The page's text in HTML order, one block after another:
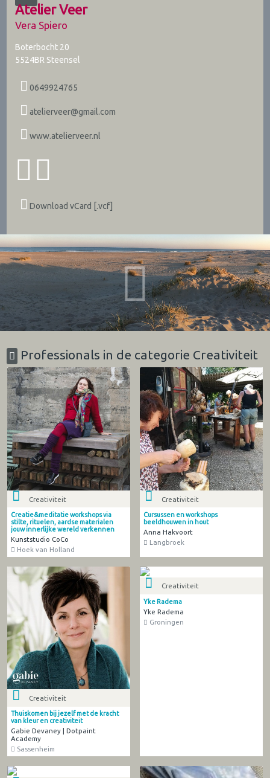
Atelier Veer
Vera Spiero
Boterbocht 20
5524BR Steensel
0649924765
atelierveer@gmail.com
www.atelierveer.nl
Download vCard [.vcf]
Professionals in de categorie Creativiteit
Creativiteit
Creatie&meditatie workshops via
stilte, rituelen, aardse materialen
jouw innerlijke wereld verkennen
Kunststudio CoCo
Hoek van Holland
Creativiteit
Cursussen en workshops
beeldhouwen in hout
Anna Hakvoort
Langbroek
Creativiteit
Thuiskomen bij jezelf met de kracht
van kleur en creativiteit
Gabie Devaney | Dotpaint
Academy
Sassenheim
Creativiteit
Yke Radema
Yke Radema
Groningen